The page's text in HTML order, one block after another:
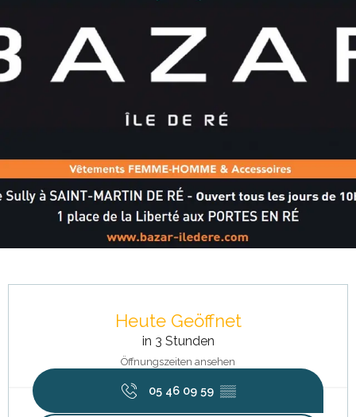
Heute Geöffnet
in 3 Stunden
Öffnungszeiten ansehen
05 46 09 59 ▒▒